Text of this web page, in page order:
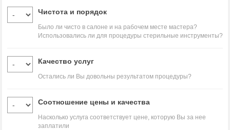
Чистота и порядок
Было ли чисто в салоне и на рабочем месте мастера?
Использовались ли для процедуры стерильные инструменты?
Качество услуг
Остались ли Вы довольны результатом процедуры?
Соотношение цены и качества
Насколько услуга соответствует цене, которую Вы за нее
заплатили